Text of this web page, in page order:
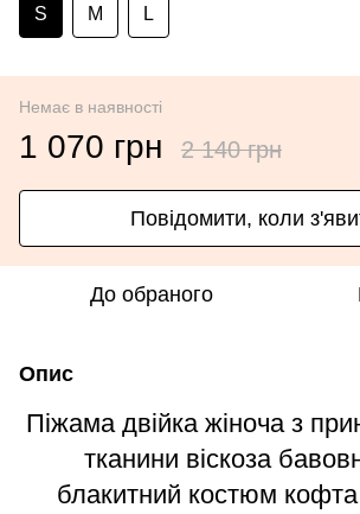
S M L
Немає в наявності
1 070 грн 2 140 грн
Повідомити, коли
До обраного
Опис
Піжама двійка жіноча з
тканини віскоза
блакитний костюм